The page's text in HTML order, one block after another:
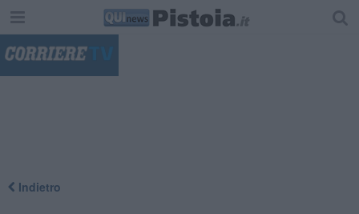
Indietro